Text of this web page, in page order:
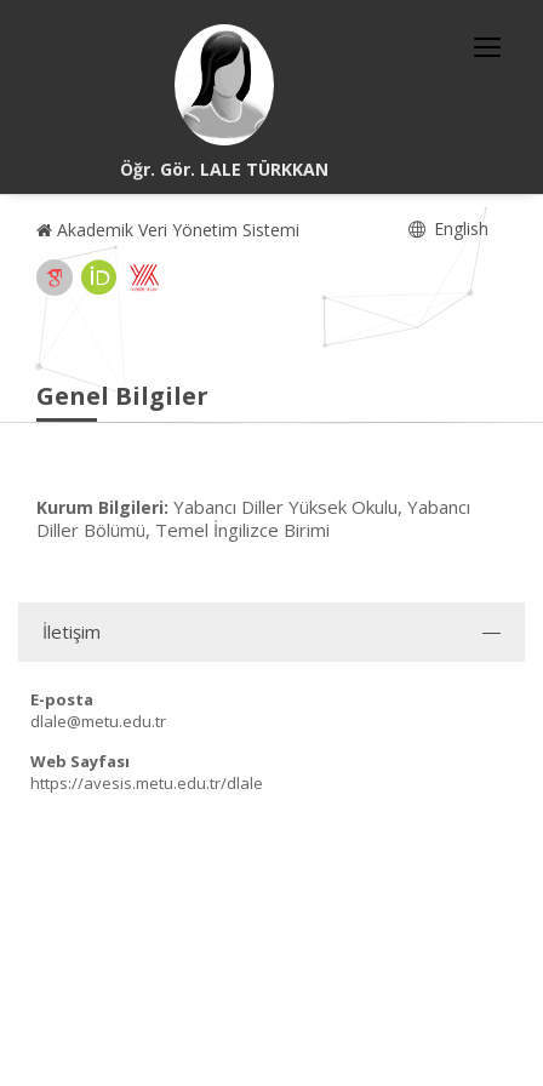
Öğr. Gör. LALE TÜRKKAN
Akademik Veri Yönetim Sistemi English
Genel Bilgiler
Kurum Bilgileri: Yabancı Diller Yüksek Okulu, Yabancı
Diller Bölümü, Temel İngilizce Birimi
İletişim
E-posta
dlale@metu.edu.tr
Web Sayfası
https://avesis.metu.edu.tr/dlale